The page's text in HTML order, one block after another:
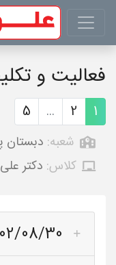
فعالیت و
1
2
...
5
شعبه: دبستان
کلاس: دکتر
08/30